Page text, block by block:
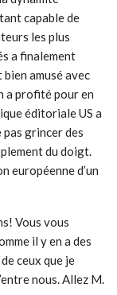
capable de
les plus
a finalement
bien amusé avec
a profité pour en
éditoriale US a
grincer des
du doigt.
européenne d’un
Vous vous
il y en a des
ceux que je
nous. Allez M.